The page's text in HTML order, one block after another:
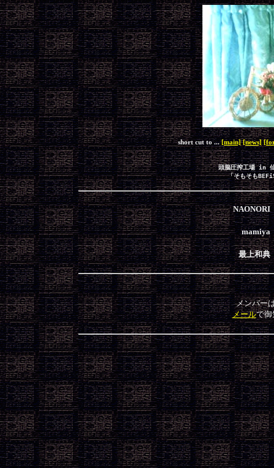
short cut to ...[main] [news]
頭脳圧搾工場 in
「そもそも
NAONORI
mamiya
最上和典
メールで御